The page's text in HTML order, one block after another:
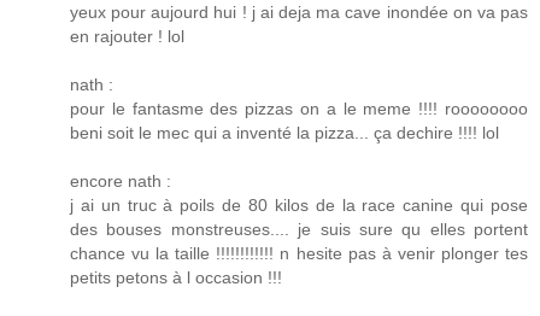
yeux pour aujourd hui ! j ai deja ma cave inondée on va pas
en rajouter ! lol
nath :
pour le fantasme des pizzas on a le meme !!!! roooooooo
beni soit le mec qui a inventé la pizza... ça dechire !!!! lol
encore nath :
j ai un truc à poils de 80 kilos de la race canine qui pose
des bouses monstreuses.... je suis sure qu elles portent
chance vu la taille !!!!!!!!!!!! n hesite pas à venir plonger tes
petits petons à l occasion !!!